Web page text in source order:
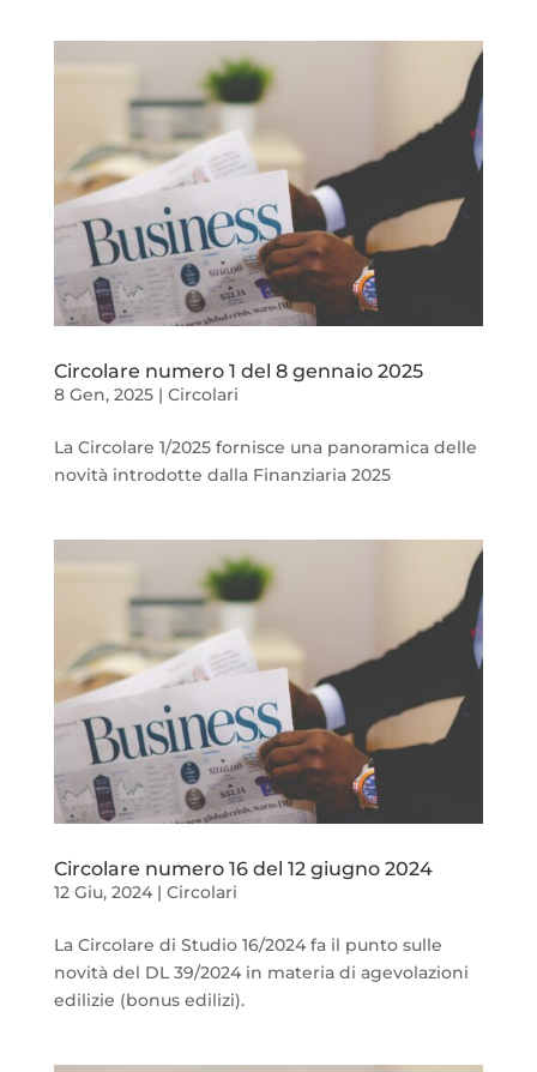
Circolare numero 1 del 8 gennaio 2025
8 Gen, 2025| Circolari
La Circolare 1/2025 fornisce una panoramica delle
novità introdotte dalla Finanziaria 2025
Circolare numero 16 del 12 giugno 2024
12 Giu, 2024| Circolari
La Circolare di Studio 16/2024 fa il punto sulle
novità del DL 39/2024 in materia di agevolazioni
edilizie (bonus edilizi).